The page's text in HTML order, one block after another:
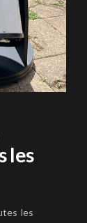
les
les